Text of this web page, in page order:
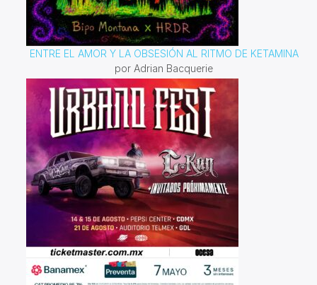
ENTRE EL AMOR Y LA OBSESIÓN AL RITMO DE KETAMINA
por Adrian Bacquerie